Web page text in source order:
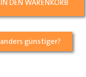
IN DEN WARENKORB
günstiger?